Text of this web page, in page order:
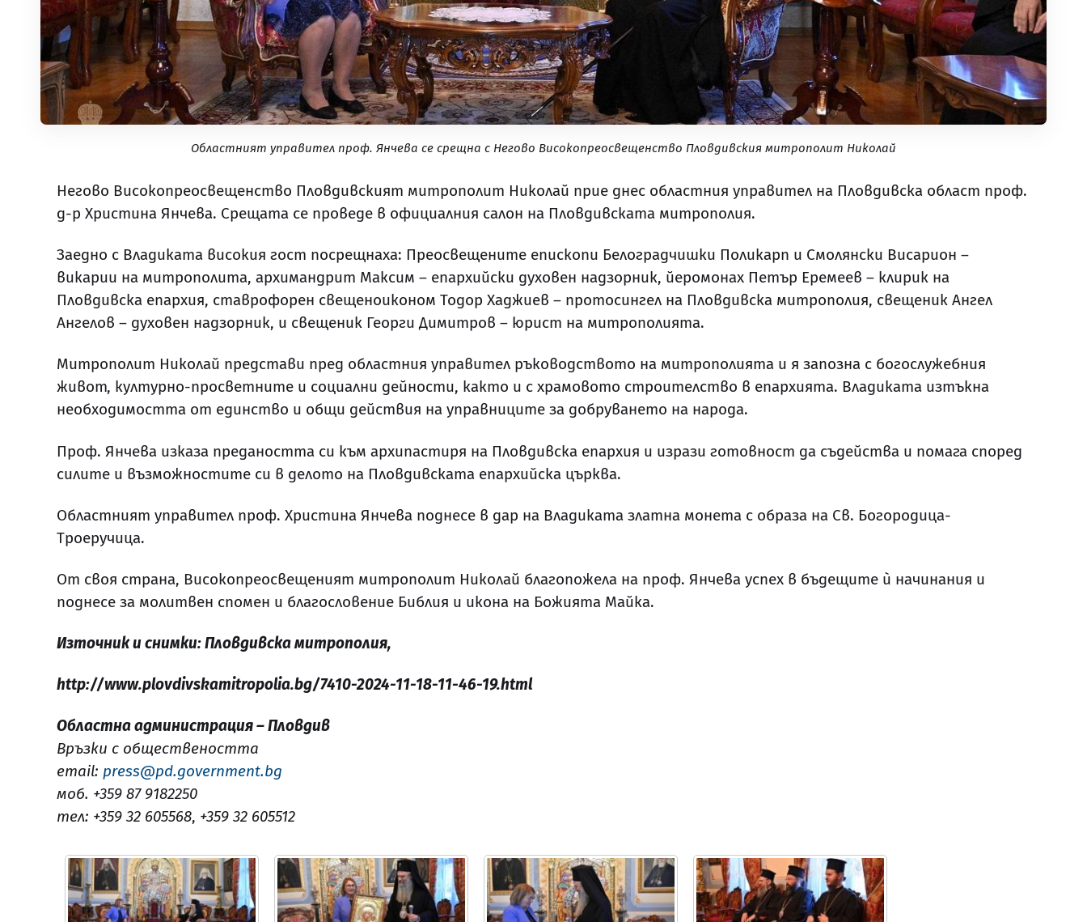
Областният управител проф. Янчева се срещна с Негово Високопреосвещенство Пловдивския митрополит Николай
Негово Високопреосвещенство Пловдивският митрополит Николай прие днес областния управител на Пловдивска област проф.
д-р Христина Янчева. Срещата се проведе в официалния салон на Пловдивската митрополия.
Заедно с Владиката високия гост посрещнаха: Преосвещените епископи Белоградчишки Поликарп и Смолянски Висарион –
викарии на митрополита, архимандрит Максим – епархийски духовен надзорник, йеромонах Петър Еремеев – клирик на
Пловдивска епархия, ставрофорен свещеноиконом Тодор Хаджиев – протосингел на Пловдивска митрополия, свещеник Ангел
Ангелов – духовен надзорник, и свещеник Георги Димитров – юрист на митрополията.
Митрополит Николай представи пред областния управител ръководството на митрополията и я запозна с богослужебния
живот, културно-просветните и социални дейности, както и с храмовото строителство в епархията. Владиката изтъкна
необходимостта от единство и общи действия на управниците за добруването на народа.
Проф. Янчева изказа предаността си към архипастиря на Пловдивска епархия и изрази готовност да съдейства и помага според
силите и възможностите си в делото на Пловдивската епархийска църква.
Областният управител проф. Христина Янчева поднесе в дар на Владиката златна монета с образа на Св. Богородица-
Троеручица.
От своя страна, Високопреосвещеният митрополит Николай благопожела на проф. Янчева успех в бъдещите ѝ начинания и
поднесе за молитвен спомен и благословение Библия и икона на Божията Майка.
Източник и снимки: Пловдивска митрополия,
http://www.plovdivskamitropolia.bg/7410-2024-11-18-11-46-19.html
Областна администрация – Пловдив
Връзки с обществеността
email: press@pd.government.bg
моб. +359 87 9182250
тел: +359 32 605568, +359 32 605512